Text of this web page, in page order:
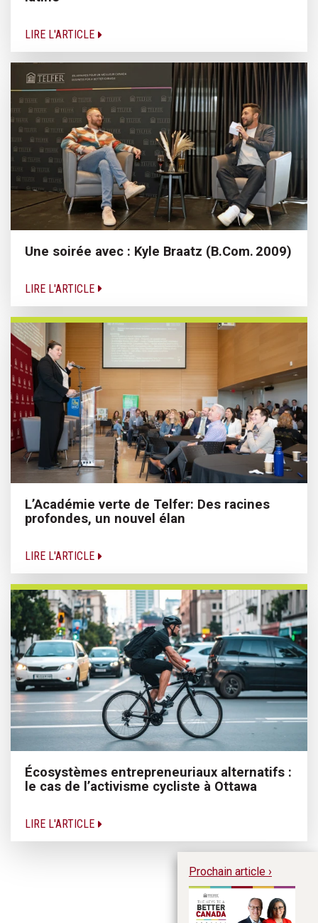
LIRE L'ARTICLE
Une soirée avec : Kyle Braatz (B.Com. 2009)
LIRE L'ARTICLE
L’Académie verte de Telfer: Des racines
profondes, un nouvel élan
LIRE L'ARTICLE
Écosystèmes entrepreneuriaux alternatifs :
le cas de l’activisme cycliste à Ottawa
LIRE L'ARTICLE
Prochain article ›